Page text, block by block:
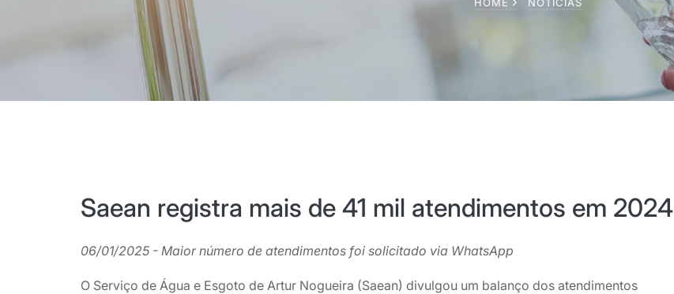
HOME NOTÍCIAS
Saean registra mais de 41 mil atendimentos em 2024
06/01/2025 - Maior número de atendimentos foi solicitado via WhatsApp
O Serviço de Água e Esgoto de Artur Nogueira (Saean) divulgou um balanço dos atendimentos